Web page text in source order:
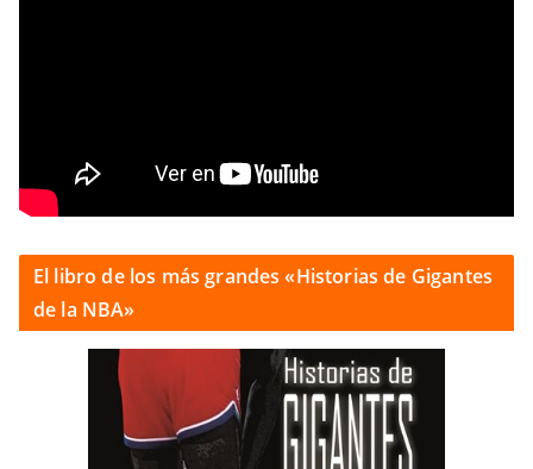
El libro de los más grandes «Historias de Gigantes
de la NBA»